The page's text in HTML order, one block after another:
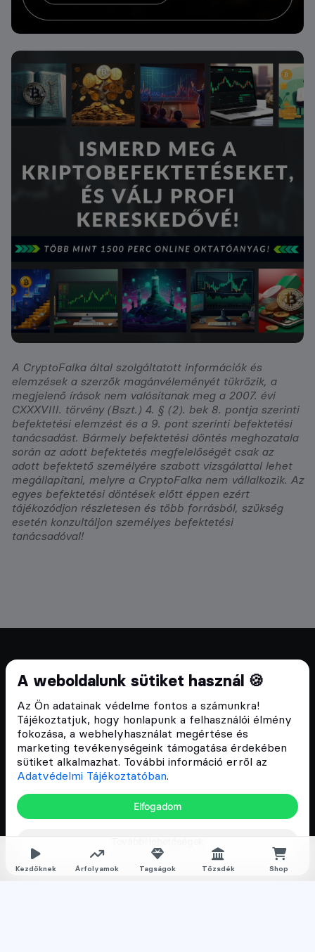
Kezdőknek Árfolyamok Tagságok Tőzsdék Shop
A weboldalunk sütiket használ 🍪
Az Ön adatainak védelme fontos a számunkra!
Tájékoztatjuk, hogy honlapunk a felhasználói élmény
fokozása, a webhelyhasználat megértése és
marketing tevékenységeink támogatása érdekében
sütiket alkalmazhat. További információ erről az
Adatvédelmi Tájékoztatóban.
Elfogadom
A CryptoFalka által szolgáltatott információk és
elemzések a szerzők magánvéleményét tükrözik, a
megjelenő írások nem valósítanak meg a 2007. évi
CXXXVIII. törvény (Bszt.) 4. § (2). bek 8. pontja szerinti
befektetési elemzést és a 9. pont szerinti befektetési
tanácsadást. Bármely befektetési döntés meghozatala
során az adott befektetés megfelelőségét csak az
adott befektető személyére szabott vizsgálattal lehet
megállapítani, melyre a CryptoFalka nem vállalkozik. Az
egyes befektetési döntések előtt éppen ezért
tájékozódjon részletesen és több forrásból, szükség
esetén konzultáljon személyes befektetési
tanácsadóval!
Cryptofalka 2018 óta
Szívünkön viseljük a blokklánc technológia
népszerűsítését Magyarországon, ezért 2018 óta a
Cryptofalka célja, hogy biztosítsa a hazai közösség
és vállalatok digitális oktatását és fejlődését.
Oldalak
Árfolyamok
Rólunk